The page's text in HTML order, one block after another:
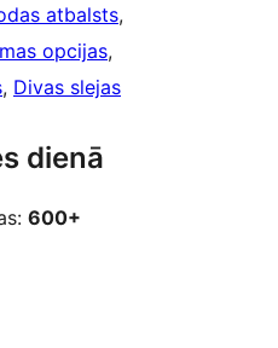
atbalsts
opcijas
, Divas slejas
dienā
600+